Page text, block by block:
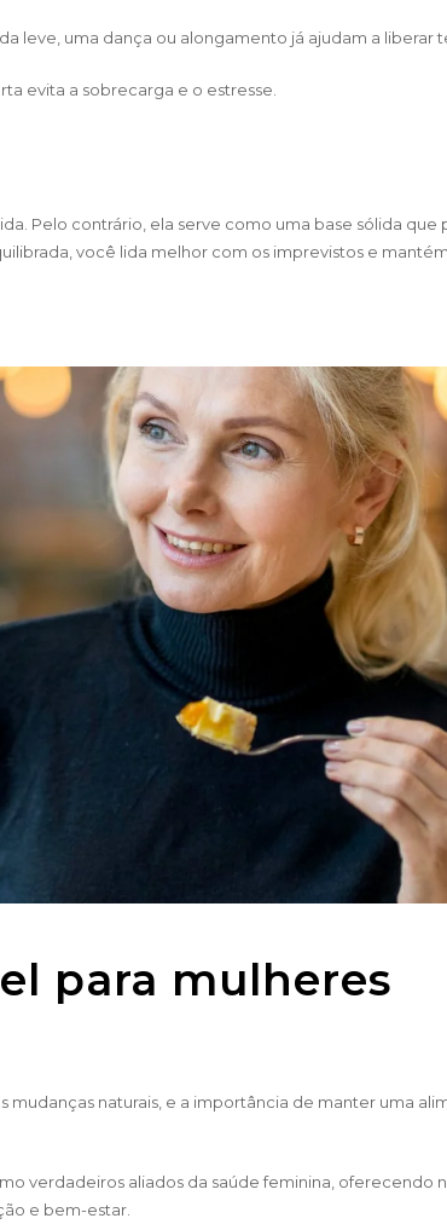
leve, uma dança ou alongamento já ajudam a liberar
evita a sobrecarga e o estresse.
Pelo contrário, ela serve como uma base sólida que
você lida melhor com os imprevistos e
para mulheres
mudanças naturais, e a importância de manter uma
verdadeiros aliados da saúde feminina, oferecendo
e bem-estar.